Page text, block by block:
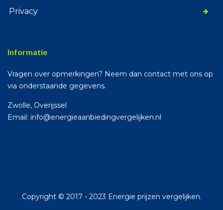
Privacy
Informatie
Vragen over opmerkingen? Neem dan contact met ons op
via onderstaande gegevens.
Zwolle, Overijssel
Email: info@energieaanbiedingvergelijken.nl
Copyright © 2017 - 2023 Energie prijzen vergelijken.